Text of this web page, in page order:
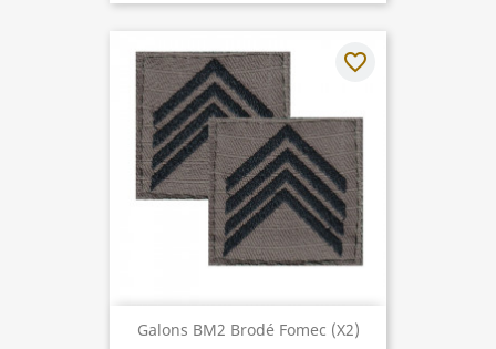
Galons BM2 Brodé Fomec (x2)
favorite_border